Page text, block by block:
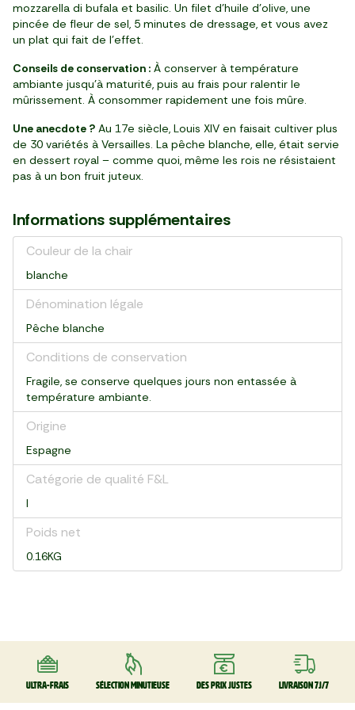
mozzarella di bufala et basilic. Un filet d’huile d’olive, une
pincée de fleur de sel, 5 minutes de dressage, et vous avez
un plat qui fait de l’effet.
Conseils de conservation : À conserver à température
ambiante jusqu’à maturité, puis au frais pour ralentir le
mûrissement. À consommer rapidement une fois mûre.
Une anecdote ? Au 17e siècle, Louis XIV en faisait cultiver plus
de 30 variétés à Versailles. La pêche blanche, elle, était servie
en dessert royal – comme quoi, même les rois ne résistaient
pas à un bon fruit juteux.
Informations supplémentaires
Couleur de la chair
blanche
Dénomination légale
Pêche blanche
Conditions de conservation
Fragile, se conserve quelques jours non entassée à
température ambiante.
Origine
Espagne
Catégorie de qualité F&L
I
Poids net
0.16KG
Ultra-frais Sélection minutieuse Des prix justes Livraison 7J/7